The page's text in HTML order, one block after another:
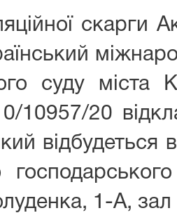
скарги
суду
10957/20
відбудеться
1-А,